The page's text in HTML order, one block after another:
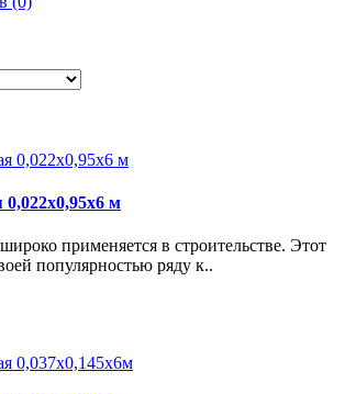
0,022х0,95х6 м
применяется в строительстве. Этот
популярностью ряду к..